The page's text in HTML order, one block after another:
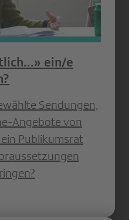
ein/e
Sendungen,
Angebote von
Publikumsrat